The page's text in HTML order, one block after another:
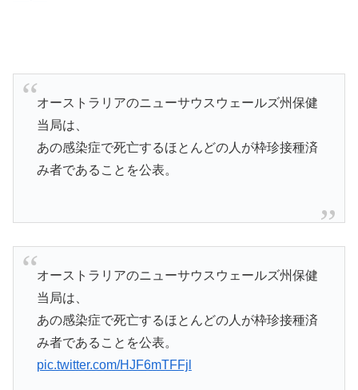
オーストラリアのニューサウスウェールズ州保健
当局は、
あの感染症で死亡するほとんどの人が枠珍接種済
み者であることを公表。
オーストラリアのニューサウスウェールズ州保健
当局は、
あの感染症で死亡するほとんどの人が枠珍接種済
み者であることを公表。
pic.twitter.com/HJF6mTFFjl